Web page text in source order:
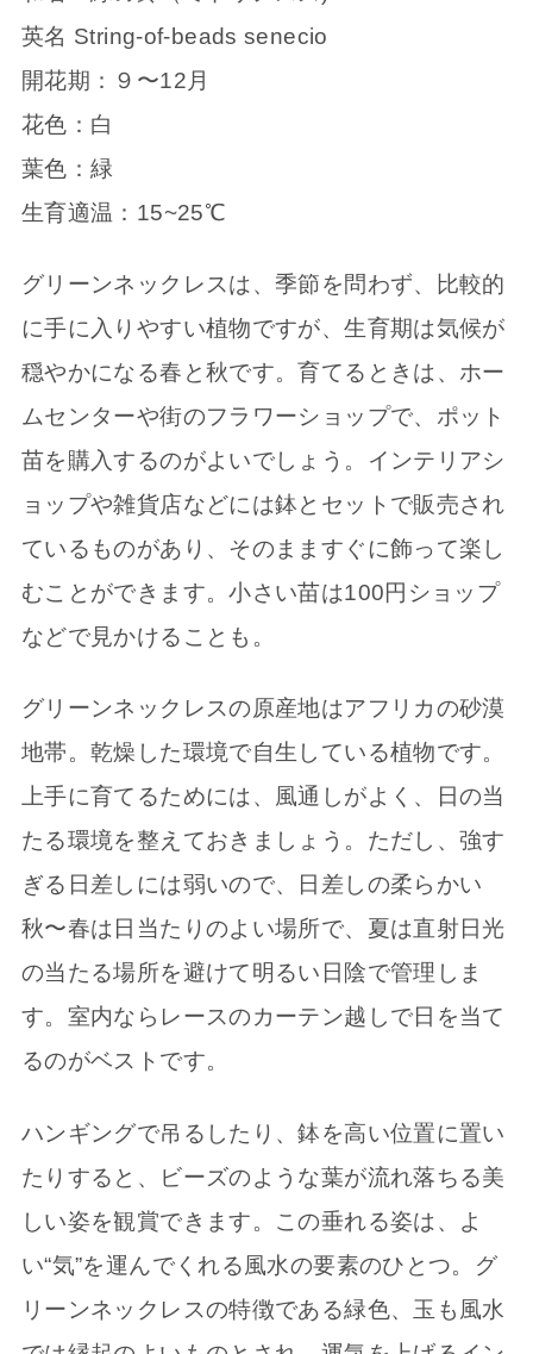
英名 String-of-beads senecio
開花期：９〜12月
花色：白
葉色：緑
生育適温：15~25℃
グリーンネックレスは、季節を問わず、比較的
に手に入りやすい植物ですが、生育期は気候が
穏やかになる春と秋です。育てるときは、ホー
ムセンターや街のフラワーショップで、ポット
苗を購入するのがよいでしょう。インテリアシ
ョップや雑貨店などには鉢とセットで販売され
ているものがあり、そのまますぐに飾って楽し
むことができます。小さい苗は100円ショップ
などで見かけることも。
グリーンネックレスの原産地はアフリカの砂漠
地帯。乾燥した環境で自生している植物です。
上手に育てるためには、風通しがよく、日の当
たる環境を整えておきましょう。ただし、強す
ぎる日差しには弱いので、日差しの柔らかい
秋〜春は日当たりのよい場所で、夏は直射日光
の当たる場所を避けて明るい日陰で管理しま
す。室内ならレースのカーテン越しで日を当て
るのがベストです。
ハンギングで吊るしたり、鉢を高い位置に置い
たりすると、ビーズのような葉が流れ落ちる美
しい姿を観賞できます。この垂れる姿は、よ
い“気”を運んでくれる風水の要素のひとつ。グ
リーンネックレスの特徴である緑色、玉も風水